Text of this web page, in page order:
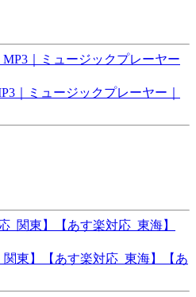
｜ミュージックプレーヤー｜
東】【あす楽対応_東海】【あ